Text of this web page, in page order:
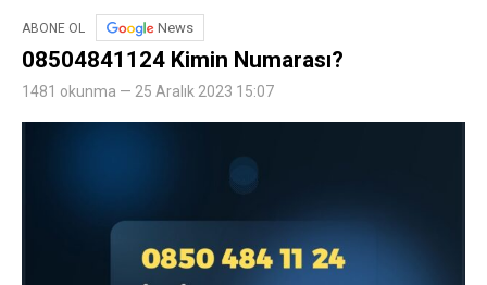
ABONE OL News
08504841124 Kimin Numarası?
1481 okunma — 25 Aralık 2023 15:07